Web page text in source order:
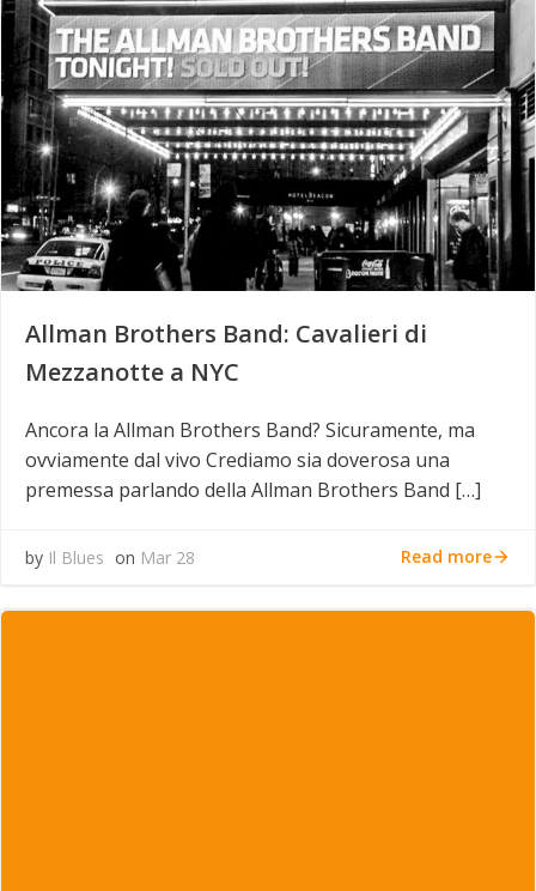
Allman Brothers Band: Cavalieri di
Mezzanotte a NYC
Ancora la Allman Brothers Band? Sicuramente, ma
ovviamente dal vivo Crediamo sia doverosa una
premessa parlando della Allman Brothers Band […]
by Il Blues on Mar 28 Read more